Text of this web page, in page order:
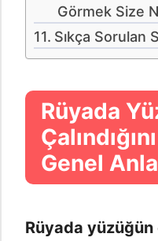
Görmek Size
Sıkça Sorulan
Rüyada
Genel
Rüyada yüzüğün